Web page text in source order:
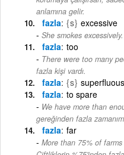
anlamına gelir.
fazla {s} excessive
She smokes excessively.
fazla too
There were too many
fazla kişi vardı.
fazla {s} superfluous
fazla to spare
We have more than
gereğinden fazla
fazla far
More than 75% of